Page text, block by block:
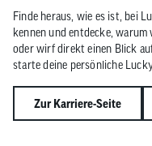
Finde heraus, wie es ist, bei
kennen und entdecke,
oder wirf direkt einen Blick
starte deine persönliche
Zur Karriere-Seite